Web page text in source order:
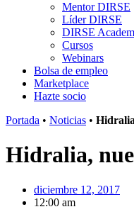
Mentor DIRSE
Líder DIRSE
DIRSE
Cursos
Webinars
Bolsa de empleo
Marketplace
Hazte socio
Portada • Noticias •
Hidralia,
diciembre 12, 2017
12:00 am